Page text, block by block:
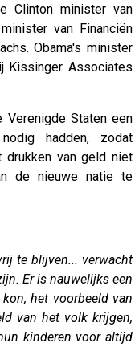
Clinton minister van
van Financiën
Obama's minister
Kissinger Associates
Staten een
hadden, zodat
drukken van geld niet
de nieuwe natie te
te blijven... verwacht
Er is nauwelijks een
het voorbeeld van
van het volk krijgen,
kinderen voor altijd